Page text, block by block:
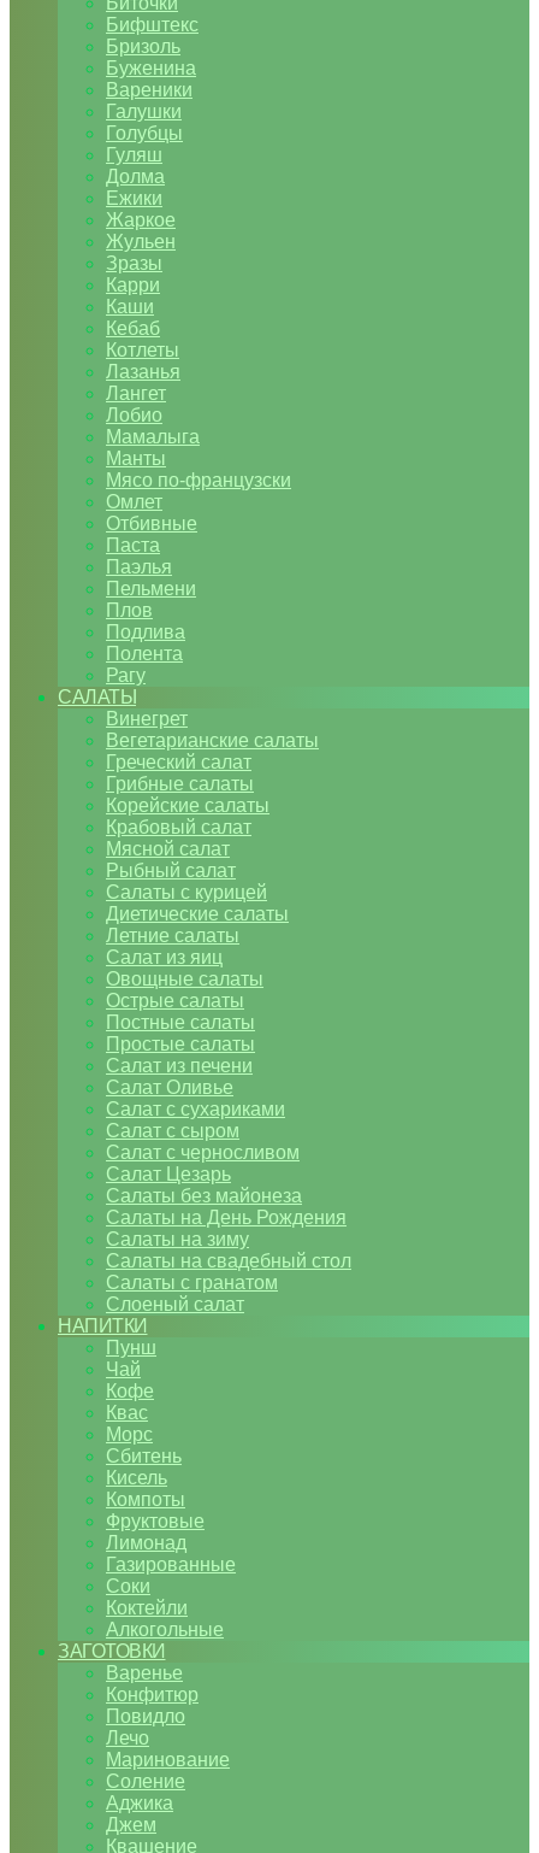
Бифштекс
Бризоль
Буженина
Вареники
Галушки
Голубцы
Гуляш
Долма
Ежики
Жаркое
Жульен
Зразы
Карри
Каши
Кебаб
Котлеты
Лазанья
Лангет
Лобио
Мамалыга
Манты
Мясо по-французски
Омлет
Отбивные
Паста
Паэлья
Пельмени
Плов
Подлива
Полента
Рагу
САЛАТЫ
Винегрет
Вегетарианские салаты
Греческий салат
Грибные салаты
Корейские салаты
Крабовый салат
Мясной салат
Рыбный салат
Салаты с курицей
Диетические салаты
Летние салаты
Салат из яиц
Овощные салаты
Острые салаты
Постные салаты
Простые салаты
Салат из печени
Салат Оливье
Салат с сухариками
Салат с сыром
Салат с черносливом
Салат Цезарь
Салаты без майонеза
Салаты на День Рождения
Салаты на зиму
Салаты на свадебный стол
Салаты с гранатом
Слоеный салат
НАПИТКИ
Пунш
Чай
Кофе
Квас
Морс
Сбитень
Кисель
Компоты
Фруктовые
Лимонад
Газированные
Соки
Коктейли
Алкогольные
ЗАГОТОВКИ
Варенье
Конфитюр
Повидло
Лечо
Маринование
Соление
Аджика
Джем
Квашение